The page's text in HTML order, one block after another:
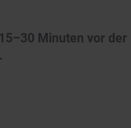
Minuten vor der